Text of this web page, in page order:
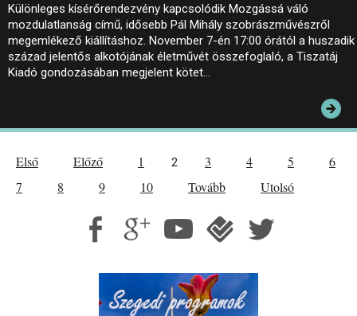
Különleges kísérőrendezvény kapcsolódik Mozgássá váló
mozdulatlanság című, idősebb Pál Mihály szobrászművészről
megemlékező kiállításhoz. November 7-én 17:00 órától a huszadik
század jelentős alkotójának életművét összefoglaló, a Tiszatáj
Kiadó gondozásában megjelent kötet…
Első Előző 1 2 3 4 5
6
7
8 9 10 Tovább Utolsó